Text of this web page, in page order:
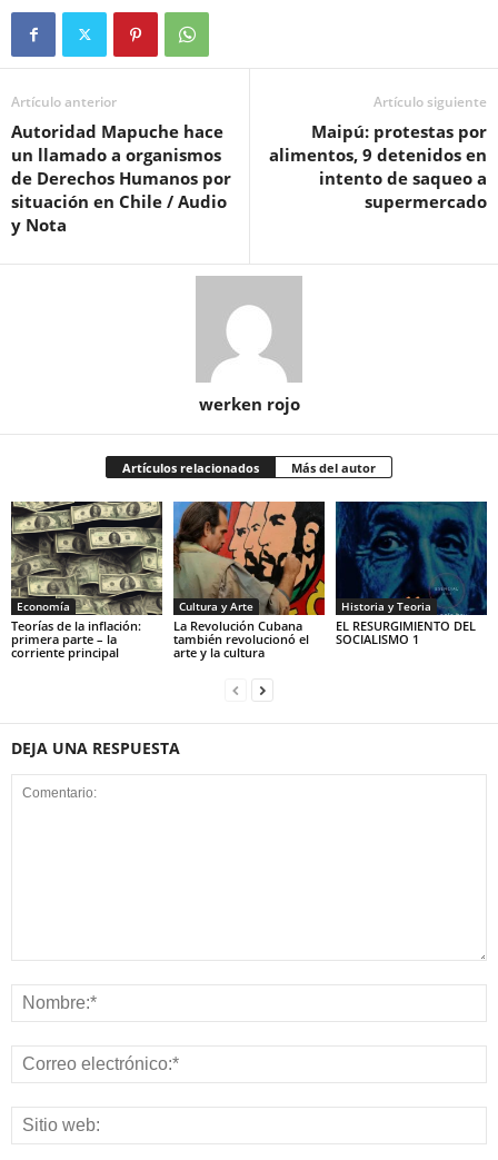
Artículo anterior
Autoridad Mapuche hace
un llamado a organismos
de Derechos Humanos por
situación en Chile / Audio
y Nota
Artículo siguiente
Maipú: protestas por
alimentos, 9 detenidos en
intento de saqueo a
supermercado
werken rojo
Artículos relacionados Más del autor
Economía
Teorías de la inflación:
primera parte – la
corriente principal
Cultura y Arte
La Revolución Cubana
también revolucionó el
arte y la cultura
Historia y Teoria
EL RESURGIMIENTO DEL
SOCIALISMO 1
DEJA UNA RESPUESTA